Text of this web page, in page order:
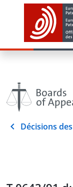
Décisions